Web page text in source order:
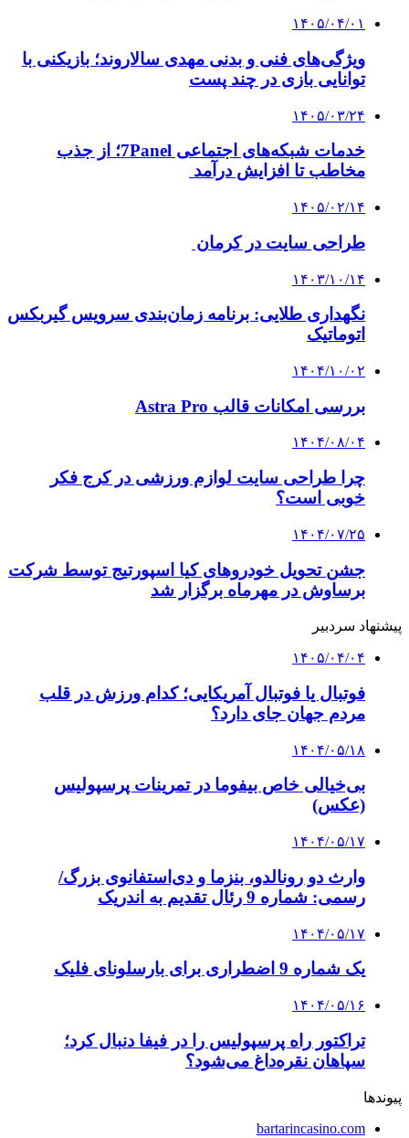
۱۴۰۵/۰۴/۰۱
ویژگی‌های فنی و بدنی مهدی سالاروند؛ بازیکنی با
توانایی بازی در چند پست
۱۴۰۵/۰۳/۲۴
خدمات شبکه‌های اجتماعی 7Panel؛ از جذب
مخاطب تا افزایش درآمد
۱۴۰۵/۰۲/۱۴
طراحی سایت در کرمان
۱۴۰۳/۱۰/۱۴
نگهداری طلایی: برنامه زمان‌بندی سرویس گیربکس
اتوماتیک
۱۴۰۴/۱۰/۰۲
بررسی امکانات قالب Astra Pro
۱۴۰۴/۰۸/۰۴
چرا طراحی سایت لوازم ورزشی در کرج فکر
خوبی است؟
۱۴۰۴/۰۷/۲۵
جشن تحویل خودروهای کیا اسپورتیج توسط شرکت
برساوش در مهرماه برگزار شد
پیشنهاد سردبیر
۱۴۰۵/۰۴/۰۴
فوتبال یا فوتبال آمریکایی؛ کدام ورزش در قلب
مردم جهان جای دارد؟
۱۴۰۴/۰۵/۱۸
بی‌خیالی خاص بیفوما در تمرینات پرسپولیس
(عکس)
۱۴۰۴/۰۵/۱۷
وارث دو رونالدو، بنزما و دی‌استفانوی بزرگ/
رسمی: شماره 9 رئال تقدیم به اندریک
۱۴۰۴/۰۵/۱۷
یک شماره 9 اضطراری برای بارسلونای فلیک
۱۴۰۴/۰۵/۱۶
تراکتور راه پرسپولیس را در فیفا دنبال کرد؛
سپاهان نقره‌داغ می‌شود؟
پیوندها
bartarincasino.com